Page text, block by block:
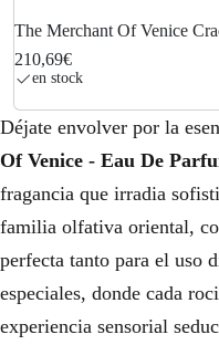
2
0
,
0
€
.
,
5
€
.
The Merchant Of Venice
210,69€
en stock
Déjate envolver por la
Of Venice - Eau De
fragancia que irradia
familia olfativa oriental,
perfecta tanto para el uso
especiales, donde cada
experiencia sensorial